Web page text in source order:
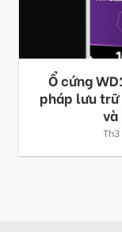
Ổ cứng
pháp lưu
và